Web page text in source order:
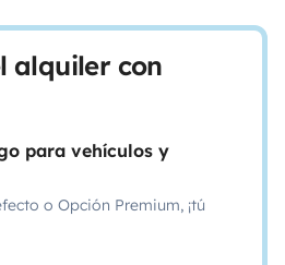
alquiler con
para vehículos y
o Opción Premium, ¡tú